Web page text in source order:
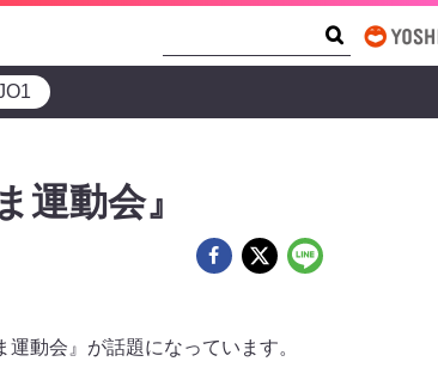
動会』
動会』が話題になっています。